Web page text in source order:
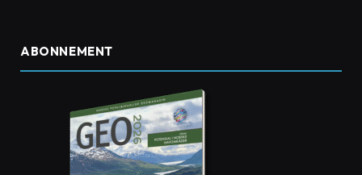
ABONNEMENT